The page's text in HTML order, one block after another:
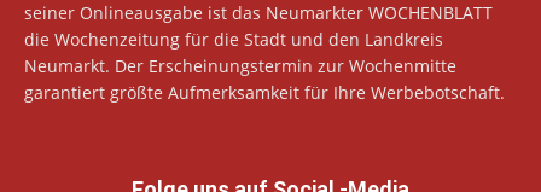
seiner Onlineausgabe ist das Neumarkter WOCHENBLATT
die Wochenzeitung für die Stadt und den Landkreis
Neumarkt. Der Erscheinungstermin zur Wochenmitte
garantiert größte Aufmerksamkeit für Ihre Werbebotschaft.